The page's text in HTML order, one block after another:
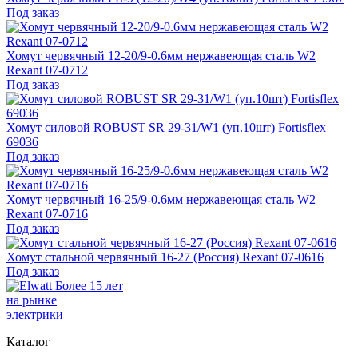
Под заказ
Хомут червячный 12-20/9-0.6мм нержавеющая сталь W2
Rexant 07-0712
Под заказ
Хомут силовой ROBUST SR 29-31/W1 (уп.10шт) Fortisflex
69036
Под заказ
Хомут червячный 16-25/9-0.6мм нержавеющая сталь W2
Rexant 07-0716
Под заказ
Хомут стальной червячный 16-27 (Россия) Rexant 07-0616
Под заказ
Более 15 лет
на рынке
электрики
Каталог